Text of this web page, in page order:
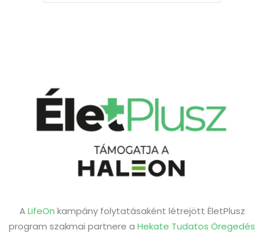
ALifeOn kampány folytatásaként létrejött ÉletPlusz
program szakmai partnere a Hekate Tudatos Öregedés